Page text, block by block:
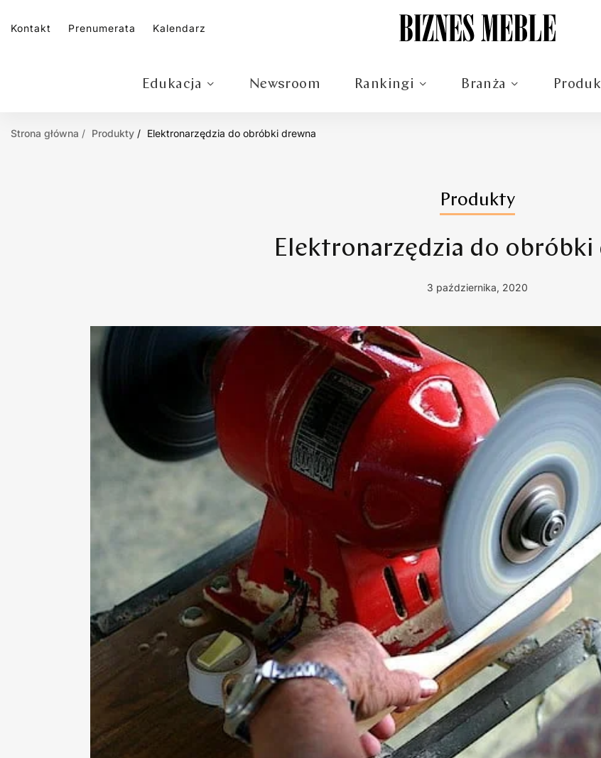
Kontakt Prenumerata Kalendarz
Edukacja Newsroom Rankingi Branża
Strona główna Produkty Elektronarzędzia do obróbki drewna
Produkty
Elektronarzędzia do obróbki
3 października, 2020